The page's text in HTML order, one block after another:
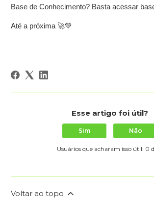
Base de Conhecimento? Basta acessar
Até a próxima 🚀💚
Esse artigo foi útil?
Sim Não
Usuários que acharam isso útil: 0
Voltar ao topo